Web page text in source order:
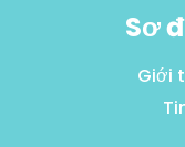
Sơ
Giới